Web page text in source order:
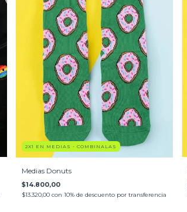
2X1 EN MEDIAS - COMBINALAS
Medias Donuts
$14.800,00
$13.320,00 con 10% de descuento por transferencia